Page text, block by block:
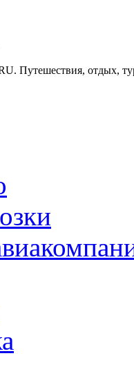
Путешествия, отдых,